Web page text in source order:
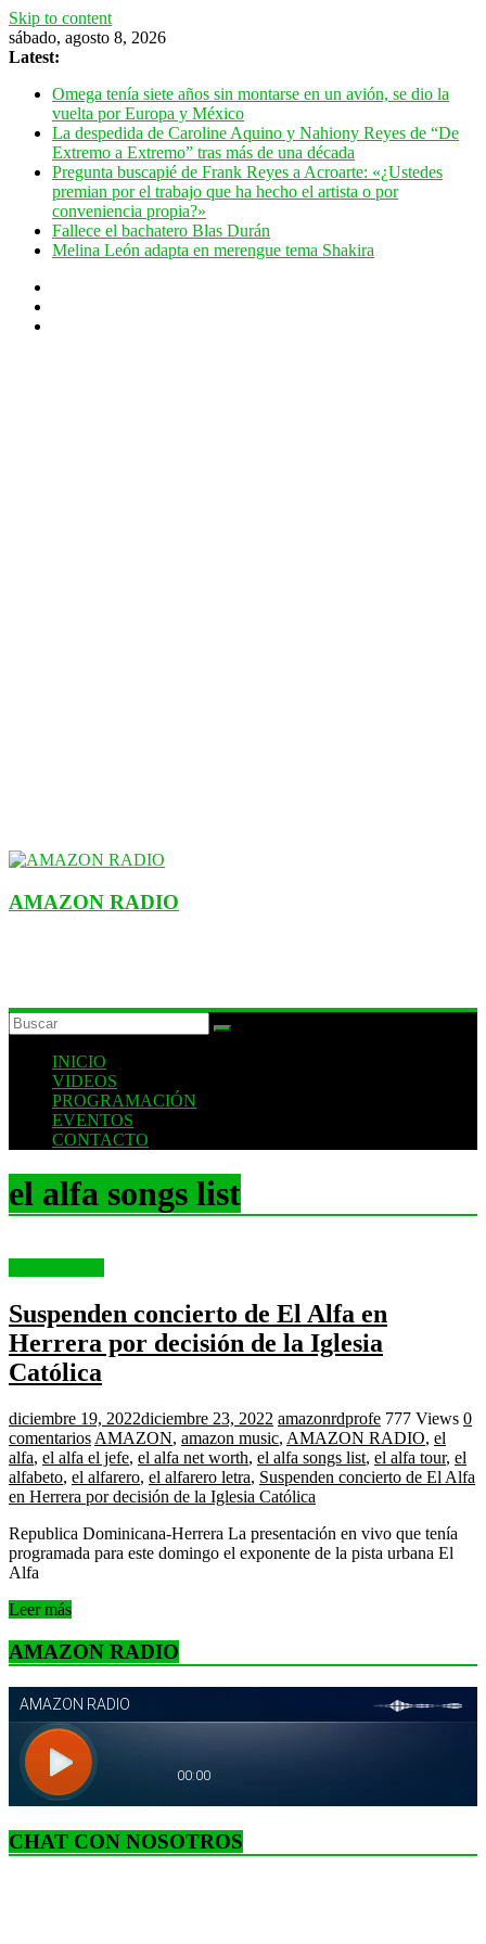
Skip to content
sábado, agosto 8, 2026
Latest:
Omega tenía siete años sin montarse en un avión, se dio la
vuelta por Europa y México
La despedida de Caroline Aquino y Nahiony Reyes de “De
Extremo a Extremo” tras más de una década
Pregunta buscapié de Frank Reyes a Acroarte: «¿Ustedes
premian por el trabajo que ha hecho el artista o por
conveniencia propia?»
Fallece el bachatero Blas Durán
Melina León adapta en merengue tema Shakira
AMAZON RADIO
INICIO
VIDEOS
PROGRAMACIÓN
EVENTOS
CONTACTO
el alfa songs list
Suspenden concierto de El Alfa en
Herrera por decisión de la Iglesia
Católica
diciembre 19, 2022diciembre 23, 2022 amazonrdprofe 777 Views 0
comentarios AMAZON, amazon music, AMAZON RADIO, el
alfa, el alfa el jefe, el alfa net worth, el alfa songs list, el alfa tour, el
alfabeto, el alfarero, el alfarero letra, Suspenden concierto de El Alfa
en Herrera por decisión de la Iglesia Católica
Republica Dominicana-Herrera La presentación en vivo que tenía
programada para este domingo el exponente de la pista urbana El
Alfa
Leer más
AMAZON RADIO
CHAT CON NOSOTROS